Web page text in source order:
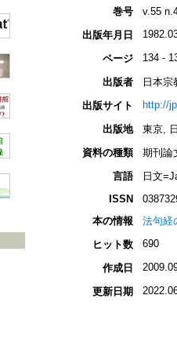
巻号
v.55
出版年月日
ページ 134 -
出版者
日本宗
出版サイト
http://
出版地
東京,
資料の種類
期刊論
言語
日文
ISSN
本の情報
法句経
ヒット数
690
作成日
更新日期